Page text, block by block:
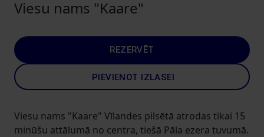
Viesu nams "Kaare"
REZERVĒT
PIEVIENOT IZLASEI
Viesu nams "Kaare" Vīlandes pilsētā atrodas tikai 15
minūšu attālumā no centra, tiešā Pāla ezera tuvumā.